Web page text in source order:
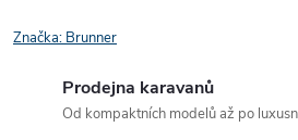
Značka: Brunner
Prodejna karavanů
Od kompaktních modelů až po